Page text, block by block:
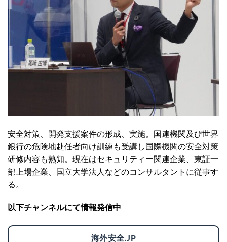
安全対策、開発支援案件の形成、実施。国連機関及び世界
銀行の危険地赴任者向け訓練も受講し国際機関の安全対策
研修内容も熟知。現在はセキュリティー関連企業、東証一
部上場企業、国立大学法人などのコンサルタントに従事す
る。
以下チャンネルにて情報発信中
海外安全.JP